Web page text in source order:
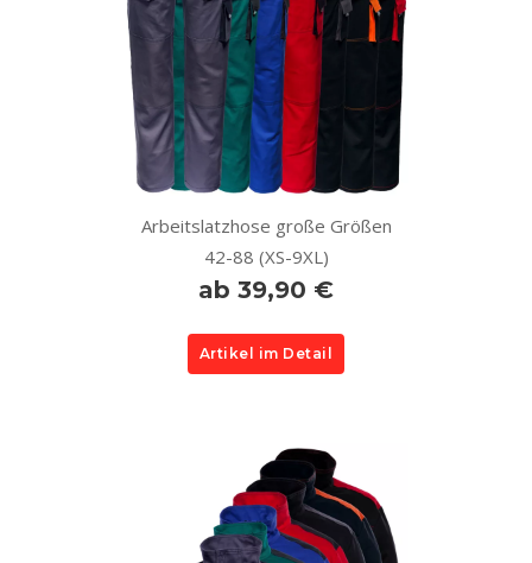
Arbeitslatzhose große Größen
42-88 (XS-9XL)
ab 39,90 €
Artikel im Detail